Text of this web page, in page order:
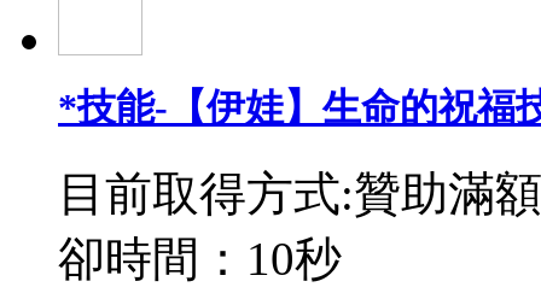
*技能-【伊娃】生命的祝福
目前取得方式:贊助滿
卻時間：10秒